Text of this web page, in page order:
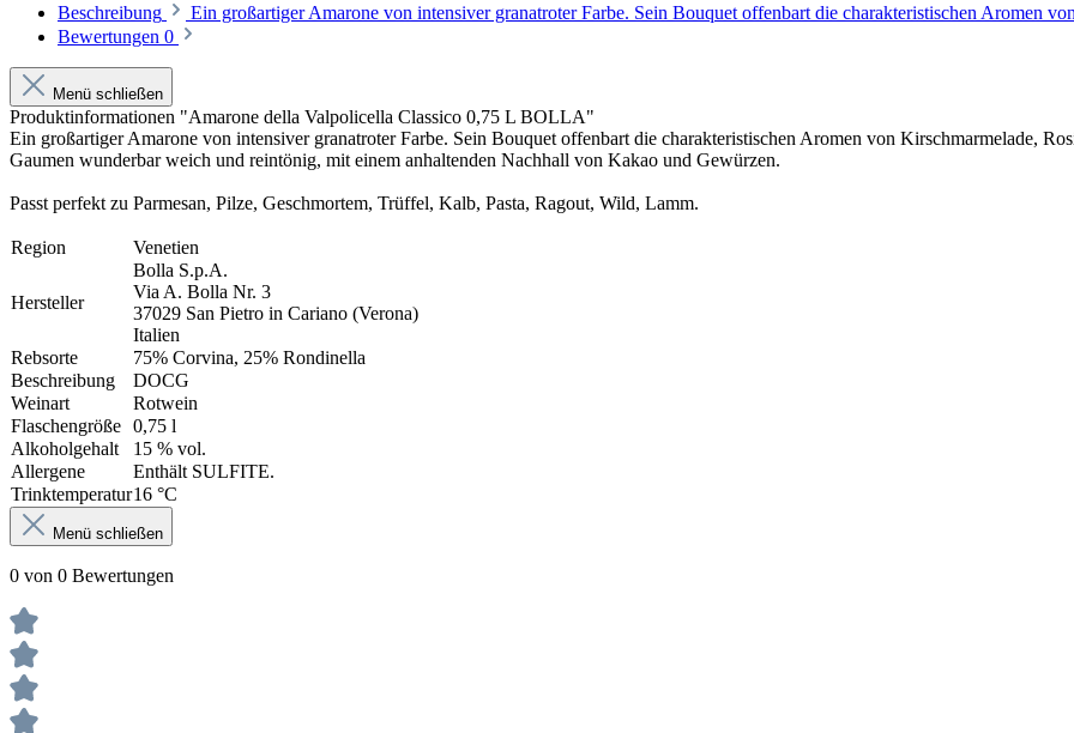
Beschreibung Ein großartiger Amarone von intensiver granatroter Farbe. Sein Bouquet offenbart die charakteristischen Aromen
Bewertungen 0
Menü schließen
Produktinformationen "Amarone della Valpolicella Classico 0,75 L BOLLA"
Ein großartiger Amarone von intensiver granatroter Farbe. Sein Bouquet offenbart die charakteristischen Aromen von Kirschmarmelade,
Gaumen wunderbar weich und reintönig, mit einem anhaltenden Nachhall von Kakao und Gewürzen.
Passt perfekt zu Parmesan, Pilze, Geschmortem, Trüffel, Kalb, Pasta, Ragout, Wild, Lamm.
Region Venetien
Hersteller
Bolla S.p.A.
Via A. Bolla Nr. 3
37029 San Pietro in Cariano (Verona)
Italien
Rebsorte
75% Corvina, 25% Rondinella
Beschreibung
DOCG
Weinart
Rotwein
Flaschengröße 0,75 l
Alkoholgehalt
15 % vol.
Allergene
Enthält SULFITE.
Trinktemperatur16 °C
Menü schließen
0 von 0 Bewertungen